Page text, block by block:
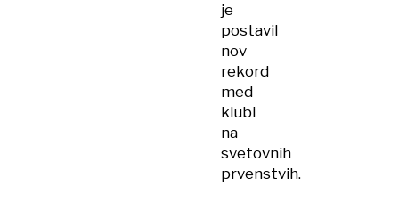
je
postavil
nov
rekord
med
klubi
na
svetovnih
prvenstvih.